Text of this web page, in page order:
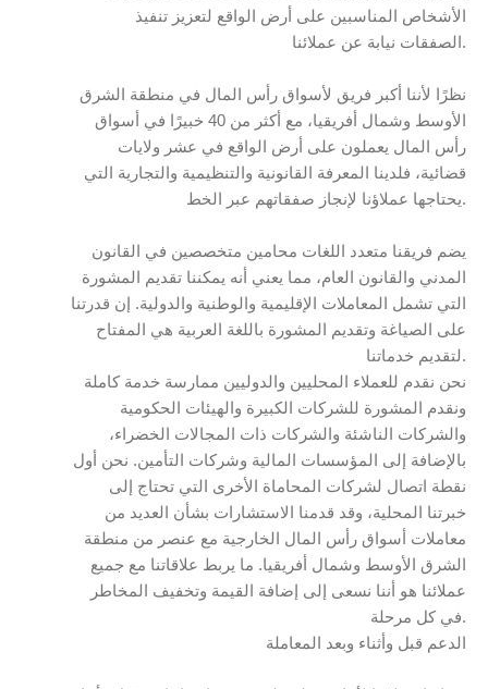
الأشخاص المناسبين على أرض الواقع لتعزيز تنفيذ
الصفقات نيابة عن عملائنا.
نظرًا لأننا أكبر فريق لأسواق رأس المال في منطقة الشرق
الأوسط وشمال أفريقيا، مع أكثر من 40 خبيرًا في أسواق
رأس المال يعملون على أرض الواقع في عشر ولايات
قضائية، فلدينا المعرفة القانونية والتنظيمية والتجارية التي
يحتاجها عملاؤنا لإنجاز صفقاتهم عبر الخط.
يضم فريقنا متعدد اللغات محامين متخصصين في القانون
المدني والقانون العام، مما يعني أنه يمكننا تقديم المشورة
التي تشمل المعاملات الإقليمية والوطنية والدولية. إن قدرتنا
على الصياغة وتقديم المشورة باللغة العربية هي المفتاح
لتقديم خدماتنا.
نحن نقدم للعملاء المحليين والدوليين ممارسة خدمة كاملة
ونقدم المشورة للشركات الكبيرة والهيئات الحكومية
والشركات الناشئة والشركات ذات المجالات الخضراء،
بالإضافة إلى المؤسسات المالية وشركات التأمين. نحن أول
نقطة اتصال لشركات المحاماة الأخرى التي تحتاج إلى
خبرتنا المحلية، وقد قدمنا الاستشارات بشأن العديد من
معاملات أسواق رأس المال الخارجية مع عنصر من منطقة
الشرق الأوسط وشمال أفريقيا. ما يربط علاقاتنا مع جميع
عملائنا هو أننا نسعى إلى إضافة القيمة وتخفيف المخاطر
في كل مرحلة.
الدعم قبل وأثناء وبعد المعاملة